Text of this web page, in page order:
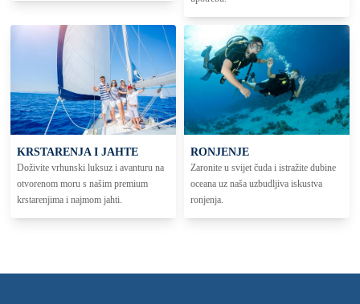
KRSTARENJA I JAHTE
Doživite vrhunski luksuz i avanturu na
otvorenom moru s našim premium
krstarenjima i najmom jahti.
RONJENJE
Zaronite u svijet čuda i istražite dubine
oceana uz naša uzbudljiva iskustva
ronjenja.